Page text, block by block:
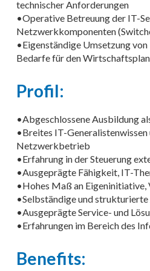
technischer Anforderungen
•Operative Betreuung der IT-
Netzwerkkomponenten
•Eigenständige Umsetzung
Bedarfe für den Wirtschaftsplan
Profil:
•Abgeschlossene Ausbildung
•Breites IT-
Netzwerkbetrieb
•Erfahrung in der Steuerung
•Ausgeprägte Fähigkeit, IT-
•Hohes Maß an
•Selbständige und
•Ausgeprägte Service- und
•Erfahrungen im Bereich des
Benefits: